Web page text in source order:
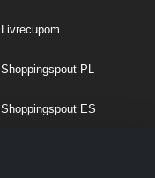
Livrecupom
Shoppingspout PL
Shoppingspout ES